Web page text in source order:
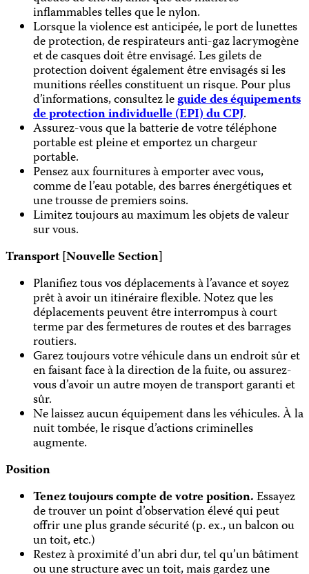
inflammables telles que le nylon.
Lorsque la violence est anticipée, le port de lunettes
de protection, de respirateurs anti-gaz lacrymogène
et de casques doit être envisagé. Les gilets de
protection doivent également être envisagés si les
munitions réelles constituent un risque. Pour plus
d’informations, consultez leguide des équipements
de protection individuelle (EPI) du CPJ.
Assurez-vous que la batterie de votre téléphone
portable est pleine et emportez un chargeur
portable.
Pensez aux fournitures à emporter avec vous,
comme de l’eau potable, des barres énergétiques et
une trousse de premiers soins.
Limitez toujours au maximum les objets de valeur
sur vous.
Transport [Nouvelle Section]
Planifiez tous vos déplacements à l’avance et soyez
prêt à avoir un itinéraire flexible. Notez que les
déplacements peuvent être interrompus à court
terme par des fermetures de routes et des barrages
routiers.
Garez toujours votre véhicule dans un endroit sûr et
en faisant face à la direction de la fuite, ou assurez-
vous d’avoir un autre moyen de transport garanti et
sûr.
Ne laissez aucun équipement dans les véhicules. À la
nuit tombée, le risque d’actions criminelles
augmente.
Position
Tenez toujours compte de votre position.Essayez
de trouver un point d’observation élevé qui peut
offrir une plus grande sécurité (p. ex., un balcon ou
un toit, etc.)
Restez à proximité d’un abri dur, tel qu’un bâtiment
ou une structure avec un toit, mais gardez une